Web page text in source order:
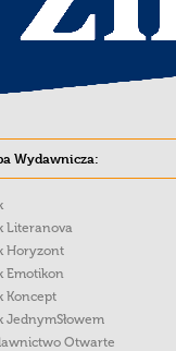
Wydawnicza:
Literanova
Horyzont
Emotikon
Koncept
JednymSłowem
Otwarte